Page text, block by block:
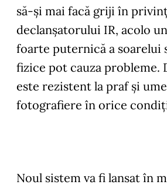
să-și mai facă griji în
declanșatorului IR, acolo
foarte puternică a soarelui
fizice pot cauza probleme.
este rezistent la praf și
fotografiere în orice
Noul sistem va fi lansat în